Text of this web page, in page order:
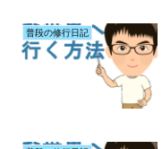
普段の修行日記